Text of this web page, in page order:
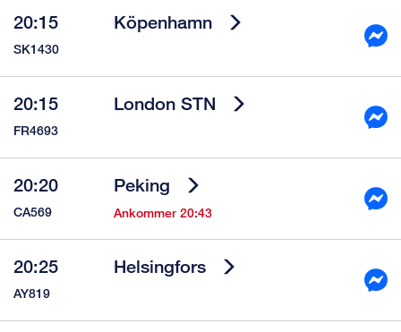
20:15 Köpenhamn
SK1430
20:15 London STN
FR4693
20:20 Peking
CA569 Ankommer 20:43
20:25 Helsingfors
AY819